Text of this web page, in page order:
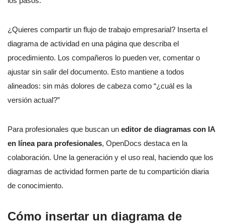
¿Quieres compartir un flujo de trabajo empresarial? Inserta el
diagrama de actividad en una página que describa el
procedimiento. Los compañeros lo pueden ver, comentar o
ajustar sin salir del documento. Esto mantiene a todos
alineados: sin más dolores de cabeza como “¿cuál es la
versión actual?”
Para profesionales que buscan un editor de diagramas con IA
en línea para profesionales, OpenDocs destaca en la
colaboración. Une la generación y el uso real, haciendo que los
diagramas de actividad formen parte de tu compartición diaria
de conocimiento.
Cómo insertar un diagrama de